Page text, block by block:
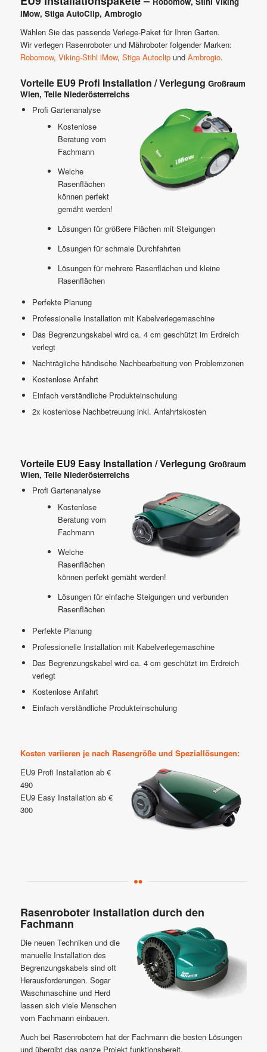
iMow, Stiga AutoClip, Ambrogio
Wählen Sie das passende Verlege-Paket für Ihren Garten.
Wir verlegen Rasenroboter und Mähroboter folgender Marken:
Robomow, Viking-Stihl iMow, Stiga Autoclipund Ambrogio.
Vorteile EU9 Profi Installation / Verlegung Großraum
Wien, Teile Niederösterreichs
Profi Gartenanalyse
Kostenlose
Beratung vom
Fachmann
Welche
Rasenflächen
können perfekt
gemäht werden!
Lösungen für größere Flächen mit Steigungen
Lösungen für schmale Durchfahrten
Lösungen für mehrere Rasenflächen und kleine
Rasenflächen
Perfekte Planung
Professionelle Installation mit Kabelverlegemaschine
Das Begrenzungskabel wird ca. 4 cm geschützt im Erdreich
verlegt
Nachträgliche händische Nachbearbeitung von Problemzonen
Kostenlose Anfahrt
Einfach verständliche Produkteinschulung
2x kostenlose Nachbetreuung inkl. Anfahrtskosten
Vorteile EU9 Easy Installation / Verlegung Großraum
Wien, Teile Niederösterreichs
Profi Gartenanalyse
Kostenlose
Beratung vom
Fachmann
Welche
Rasenflächen
können perfekt gemäht werden!
Lösungen für einfache Steigungen und verbunden
Rasenflächen
Perfekte Planung
Professionelle Installation mit Kabelverlegemaschine
Das Begrenzungskabel wird ca. 4 cm geschützt im Erdreich
verlegt
Kostenlose Anfahrt
Einfach verständliche Produkteinschulung
Kosten variieren je nach Rasengröße und Speziallösungen:
EU9 Profi Installation ab €
490
EU9 Easy Installation ab €
300
Rasenroboter Installation durch den
Fachmann
Die neuen Techniken und die
manuelle Installation des
Begrenzungskabels sind oft
Herausforderungen. Sogar
Waschmaschine und Herd
lassen sich viele Menschen
vom Fachmann einbauen.
Auch bei Rasenrobotern hat der Fachmann die besten Lösungen
und übergibt das ganze Projekt funktionsbereit.